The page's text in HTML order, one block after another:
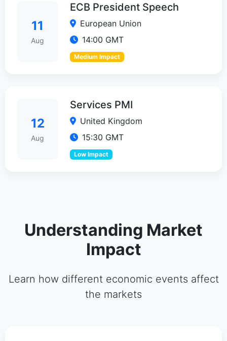
11
Aug
ECB President Speech
European Union
14:00 GMT
Medium Impact
12
Aug
Services PMI
United Kingdom
15:30 GMT
Low Impact
Understanding Market
Impact
Learn how different economic events affect
the markets